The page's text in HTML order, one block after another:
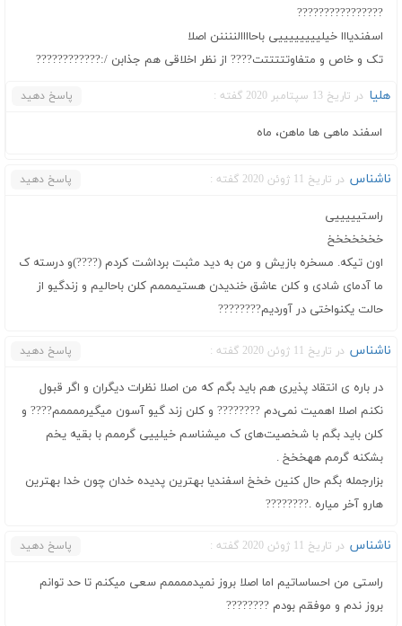
????????????????
اسفندیااا خیلییییییییی باحاااالننننن اصلا
تک و خاص و متفاوتتتتتت???? از نظر اخلاقی هم جذابن /:????????????
هلیا در تاریخ 13 سپتامبر 2020 گفته : پاسخ دهید
اسفند ماهی ها ماهن، ماه
ناشناس در تاریخ 11 ژوئن 2020 گفته : پاسخ دهید
راستیییییی
خخخخخخخ
اون تیکه. مسخره بازیش و من به دید مثبت برداشت کردم (????)و درسته ک
ما آدمای شادی و کلن عاشق خندیدن هستیمممم کلن باحالیم و زندگیو از
حالت یکنواختی در آوردیم????????
ناشناس در تاریخ 11 ژوئن 2020 گفته : پاسخ دهید
در باره ی انتقاد پذیری هم باید بگم که من اصلا نظرات دیگران و اگر قبول
نکنم اصلا اهمیت نمی‌دم ???????? و کلن زند گیو آسون میگیرممممم???? و
کلن باید بگم با شخصیت‌های ک میشناسم خیلییی گرممم با بقیه یخم
بشکنه گرمم ههخخخ .
بزارجمله بگم حال کنین خخخ اسفندیا بهترین پدیده خدان چون خدا بهترین
هارو آخر میاره .????????
ناشناس در تاریخ 11 ژوئن 2020 گفته : پاسخ دهید
راستی من احساساتیم اما اصلا بروز نمیدممممم سعی میکنم تا حد توانم
بروز ندم و موفقم بودم ????????